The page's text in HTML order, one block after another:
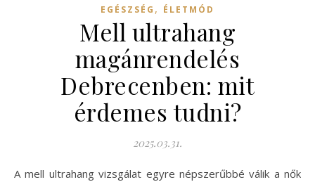
EGÉSZSÉG , ÉLETMÓD
Mell ultrahang
magánrendelés
Debrecenben: mit
érdemes tudni?
2025.03.31.
A mell ultrahang vizsgálat egyre népszerűbbé válik a nők